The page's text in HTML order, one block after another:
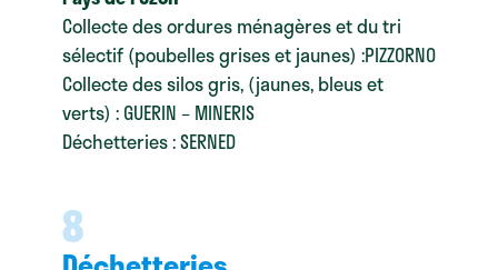
Collecte des ordures ménagères et du tri
sélectif (poubelles grises et jaunes) :PIZZORNO
Collecte des silos gris, (jaunes, bleus et
verts) : GUERIN – MINERIS
Déchetteries : SERNED
8